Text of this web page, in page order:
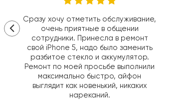
Сразу хочу отметить обслуживание,
очень приятные в общении
сотрудники. Принесла в ремонт
свой iPhone 5, надо было заменить
разбитое стекло и аккумулятор.
Ремонт по моей просьбе выполнили
максимально быстро, айфон
выглядит как новенький, никаких
нареканий.